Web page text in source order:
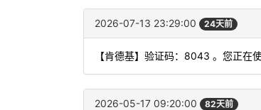
2026-07-13 23:29:00 24天前
【肯德基】验证码：8043 。您正在
2026-05-17 09:20:00 82天前